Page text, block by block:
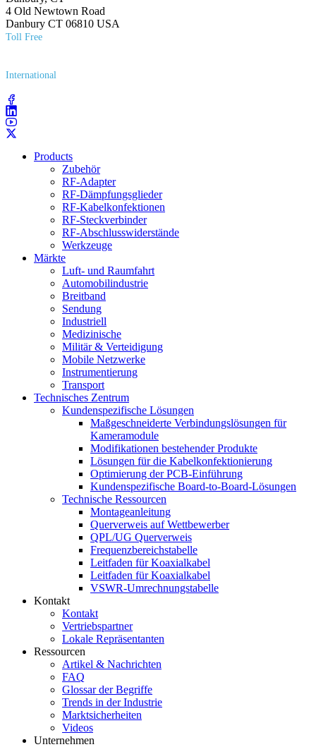
4 Old Newtown Road
Danbury CT 06810 USA
Toll Free
International
Products
Zubehör
RF-Adapter
RF-Dämpfungsglieder
RF-Kabelkonfektionen
RF-Steckverbinder
RF-Abschlusswiderstände
Werkzeuge
Märkte
Luft- und Raumfahrt
Automobilindustrie
Breitband
Sendung
Industriell
Medizinische
Militär & Verteidigung
Mobile Netzwerke
Instrumentierung
Transport
Technisches Zentrum
Kundenspezifische Lösungen
Maßgeschneiderte Verbindungslösungen für
Kameramodule
Modifikationen bestehender Produkte
Lösungen für die Kabelkonfektionierung
Optimierung der PCB-Einführung
Kundenspezifische Board-to-Board-Lösungen
Technische Ressourcen
Montageanleitung
Querverweis auf Wettbewerber
QPL/UG Querverweis
Frequenzbereichstabelle
Leitfaden für Koaxialkabel
Leitfaden für Koaxialkabel
VSWR-Umrechnungstabelle
Kontakt
Kontakt
Vertriebspartner
Lokale Repräsentanten
Ressourcen
Artikel & Nachrichten
FAQ
Glossar der Begriffe
Trends in der Industrie
Marktsicherheiten
Videos
Unternehmen